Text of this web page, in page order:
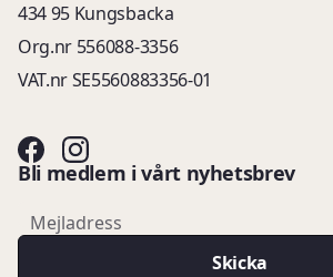
434 95 Kungsbacka
Org.nr 556088-3356
VAT.nr SE5560883356-01
Bli medlem i vårt nyhetsbrev
email
Mejladress
Skicka